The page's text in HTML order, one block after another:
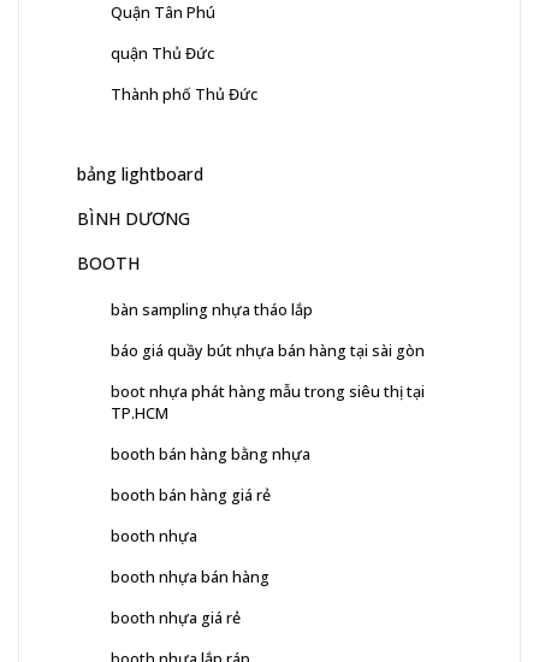
Quận Tân Phú
quận Thủ Đức
Thành phố Thủ Đức
bảng lightboard
BÌNH DƯƠNG
BOOTH
bàn sampling nhựa tháo lắp
báo giá quầy bút nhựa bán hàng tại sài gòn
boot nhựa phát hàng mẫu trong siêu thị tại
TP.HCM
booth bán hàng bằng nhựa
booth bán hàng giá rẻ
booth nhựa
booth nhựa bán hàng
booth nhựa giá rẻ